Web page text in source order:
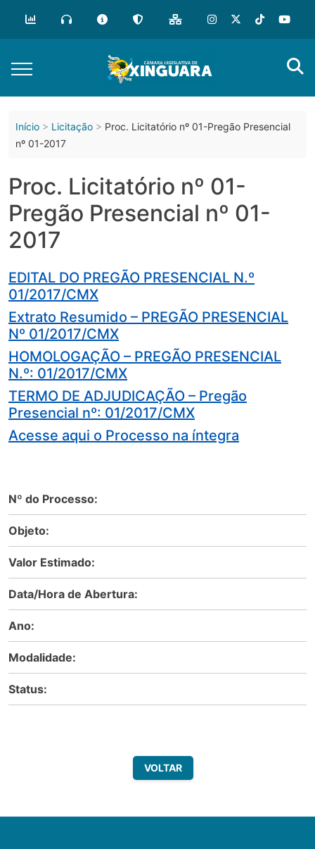
conteúdo
Início Licitação
Proc. Licitatório nº 01-Pregão Presencial
nº 01-2017
Proc. Licitatório nº 01-
Pregão Presencial nº 01-
2017
EDITAL DO PREGÃO PRESENCIAL N.º
01/2017/CMX
Extrato Resumido – PREGÃO PRESENCIAL
Nº 01/2017/CMX
HOMOLOGAÇÃO – PREGÃO PRESENCIAL
N.º: 01/2017/CMX
TERMO DE ADJUDICAÇÃO – Pregão
Presencial nº: 01/2017/CMX
Acesse aqui o Processo na íntegra
Nº do Processo:
Objeto:
Valor Estimado:
Data/Hora de Abertura:
Ano:
Modalidade:
Status:
VOLTAR